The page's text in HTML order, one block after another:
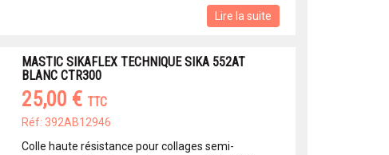
Lire la suite
MASTIC SIKAFLEX TECHNIQUE SIKA 552AT
BLANC CTR300
25,00 € TTC
Réf: 392AB12946
Colle haute résistance pour collages semi-